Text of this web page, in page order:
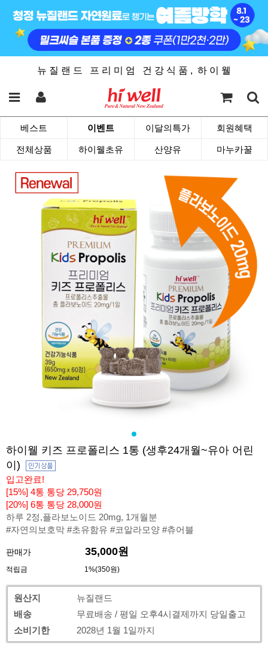
뉴 질 랜 드 프 리 미 엄 건 강 식 품 , 하 이 웰
베스트 이벤트 이달의특가 회원혜택
전체상품 하이웰초유 산양유 마누카꿀
하이웰 키즈 프로폴리스 1통 (생후24개월~유아 어린
이)
입고완료!
[15%] 4통 통당 29,750원
[20%] 6통 통당 28,000원
하루 2정,플라보노이드 20mg, 1개월분
#자연의보호막 #초유함유 #코알라모양 #츄어블
판매가 35,000원
적립금 1%(350원)
원산지
뉴질랜드
배송
무료배송 / 평일 오후4시결제까지 당일출고
소비기한
2028년 1월 1일까지